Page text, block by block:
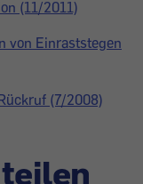
(11/2011)
von Einraststegen
(7/2008)